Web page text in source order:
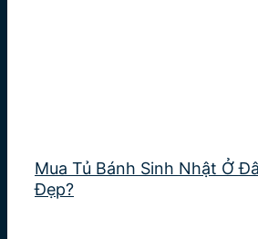
Mua Tủ Bánh Sinh Nhật Ở
Đẹp?